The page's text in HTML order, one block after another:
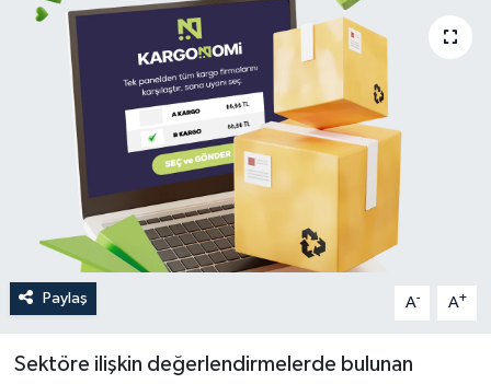
Paylaş A- A+
Sektöre ilişkin değerlendirmelerde bulunan